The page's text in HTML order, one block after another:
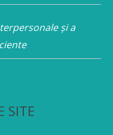
și a
SITE